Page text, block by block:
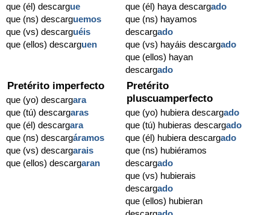
que (él) descargue
que (ns) descarguemos
que (vs) descarguéis
que (ellos) descarguen
que (él) haya descargado
que (ns) hayamos
descargado
que (vs) hayáis descargado
que (ellos) hayan
descargado
Pretérito imperfecto
que (yo) descargara
que (tú) descargaras
que (él) descargara
que (ns) descargáramos
que (vs) descargarais
que (ellos) descargaran
Pretérito
pluscuamperfecto
que (yo) hubiera descargado
que (tú) hubieras descargado
que (él) hubiera descargado
que (ns) hubiéramos
descargado
que (vs) hubierais
descargado
que (ellos) hubieran